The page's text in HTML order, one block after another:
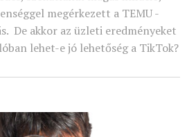
megérkezett a TEMU -
De akkor az üzleti eredményeket
lehet-e jó lehetőség a TikTok?